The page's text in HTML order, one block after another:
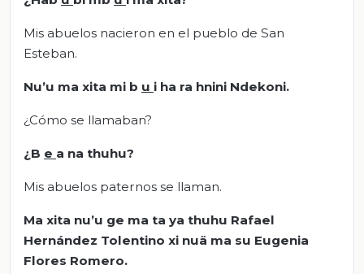
Mis abuelos nacieron en el pueblo de San
Esteban.
Nu’u ma xita mi b u i ha ra hnini Ndekoni.
¿Cómo se llamaban?
¿B e a na thuhu?
Mis abuelos paternos se llaman.
Ma xita nu’u ge ma ta ya thuhu Rafael
Hernández Tolentino xi nuä ma su Eugenia
Flores Romero.